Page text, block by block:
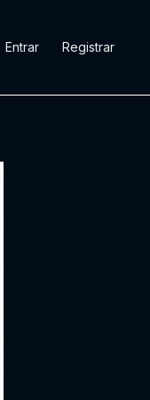
Entrar Registrar